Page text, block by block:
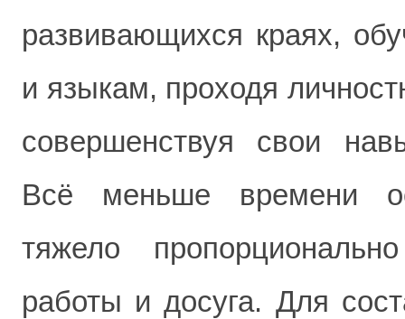
развивающихся краях,
и языкам, проходя
совершенствуя свои
Всё меньше времени
тяжело
работы и досуга. Для